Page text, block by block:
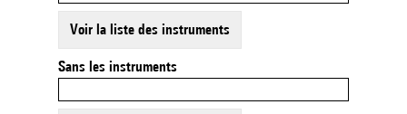
Voir la liste des instruments
Sans les instruments